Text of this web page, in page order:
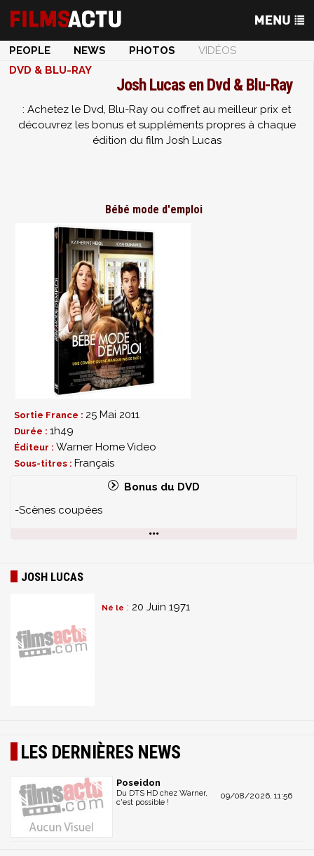
PEOPLE NEWS PHOTOS
VIDÉOS
DVD & BLU-RAY
Josh Lucas en Dvd & Blu-Ray
: Achetez le Dvd, Blu-Ray ou coffret au meilleur prix et
découvrez les bonus et suppléments propres à chaque
édition du film Josh Lucas
Bébé mode d'emploi
Sortie France : 25 Mai 2011
Durée : 1h49
Éditeur : Warner Home Video
Sous-titres : Français
Bonus du DVD
-Scènes coupées
JOSH LUCAS
Né le : 20 Juin 1971
LES DERNIÈRES NEWS
Poseidon
09/08/2026, 11:56
Du DTS HD chez Warner,
c'est possible !